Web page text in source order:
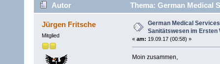
Autor
Thema: German Medical
4342 mal)
Jürgen Fritsche
Mitglied
German Medical
Sanitätswesen im Ersten
« am: 19.09.17 (00:58) »
Moin zusammen,